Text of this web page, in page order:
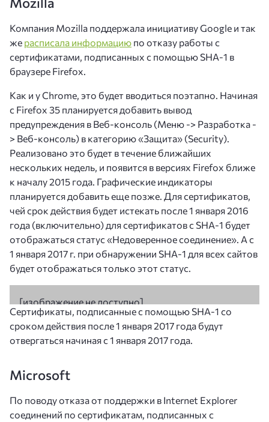
Компания Mozilla поддержала инициативу Google и так
же расписала информацию по отказу работы с
сертификатами, подписанных с помощью SHA-1 в
браузере Firefox.
Как и у Chrome, это будет вводиться поэтапно. Начиная
с Firefox 35 планируется добавить вывод
предупреждения в Веб-консоль (Меню -> Разработка -
> Веб-консоль) в категорию «Защита» (Security).
Реализовано это будет в течение ближайших
нескольких недель, и появится в версиях Firefox ближе
к началу 2015 года. Графические индикаторы
планируется добавить еще позже. Для сертификатов,
чей срок действия будет истекать после 1 января 2016
года (включительно) для сертификатов с SHA-1 будет
отображаться статус «Недоверенное соединение». А с
1 января 2017 г. при обнаружении SHA-1 для всех сайтов
будет отображаться только этот статус.
Сертификаты, подписанные с помощью SHA-1 со
сроком действия после 1 января 2017 года будут
отвергаться начиная с 1 января 2017 года.
Microsoft
По поводу отказа от поддержки в Internet Explorer
соединений по сертификатам, подписанных с